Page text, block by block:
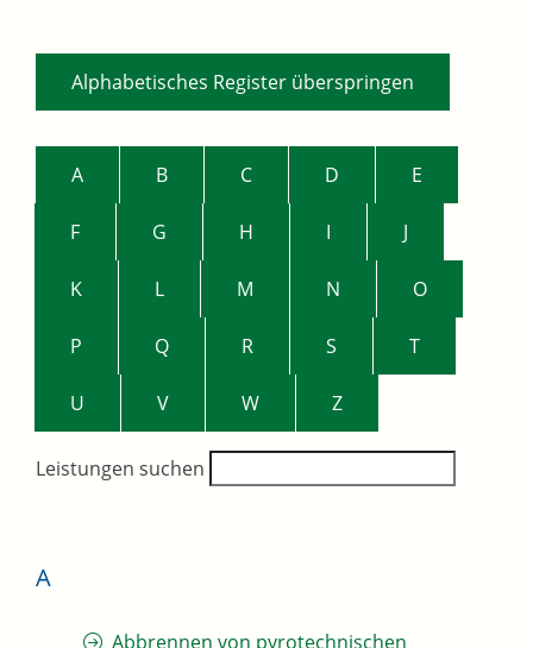
Alphabetisches Register überspringen
A B C D E
F G H I J
K L M N O
P Q R S T
U V W Z
Leistungen suchen
A
Abbrennen von pyrotechnischen